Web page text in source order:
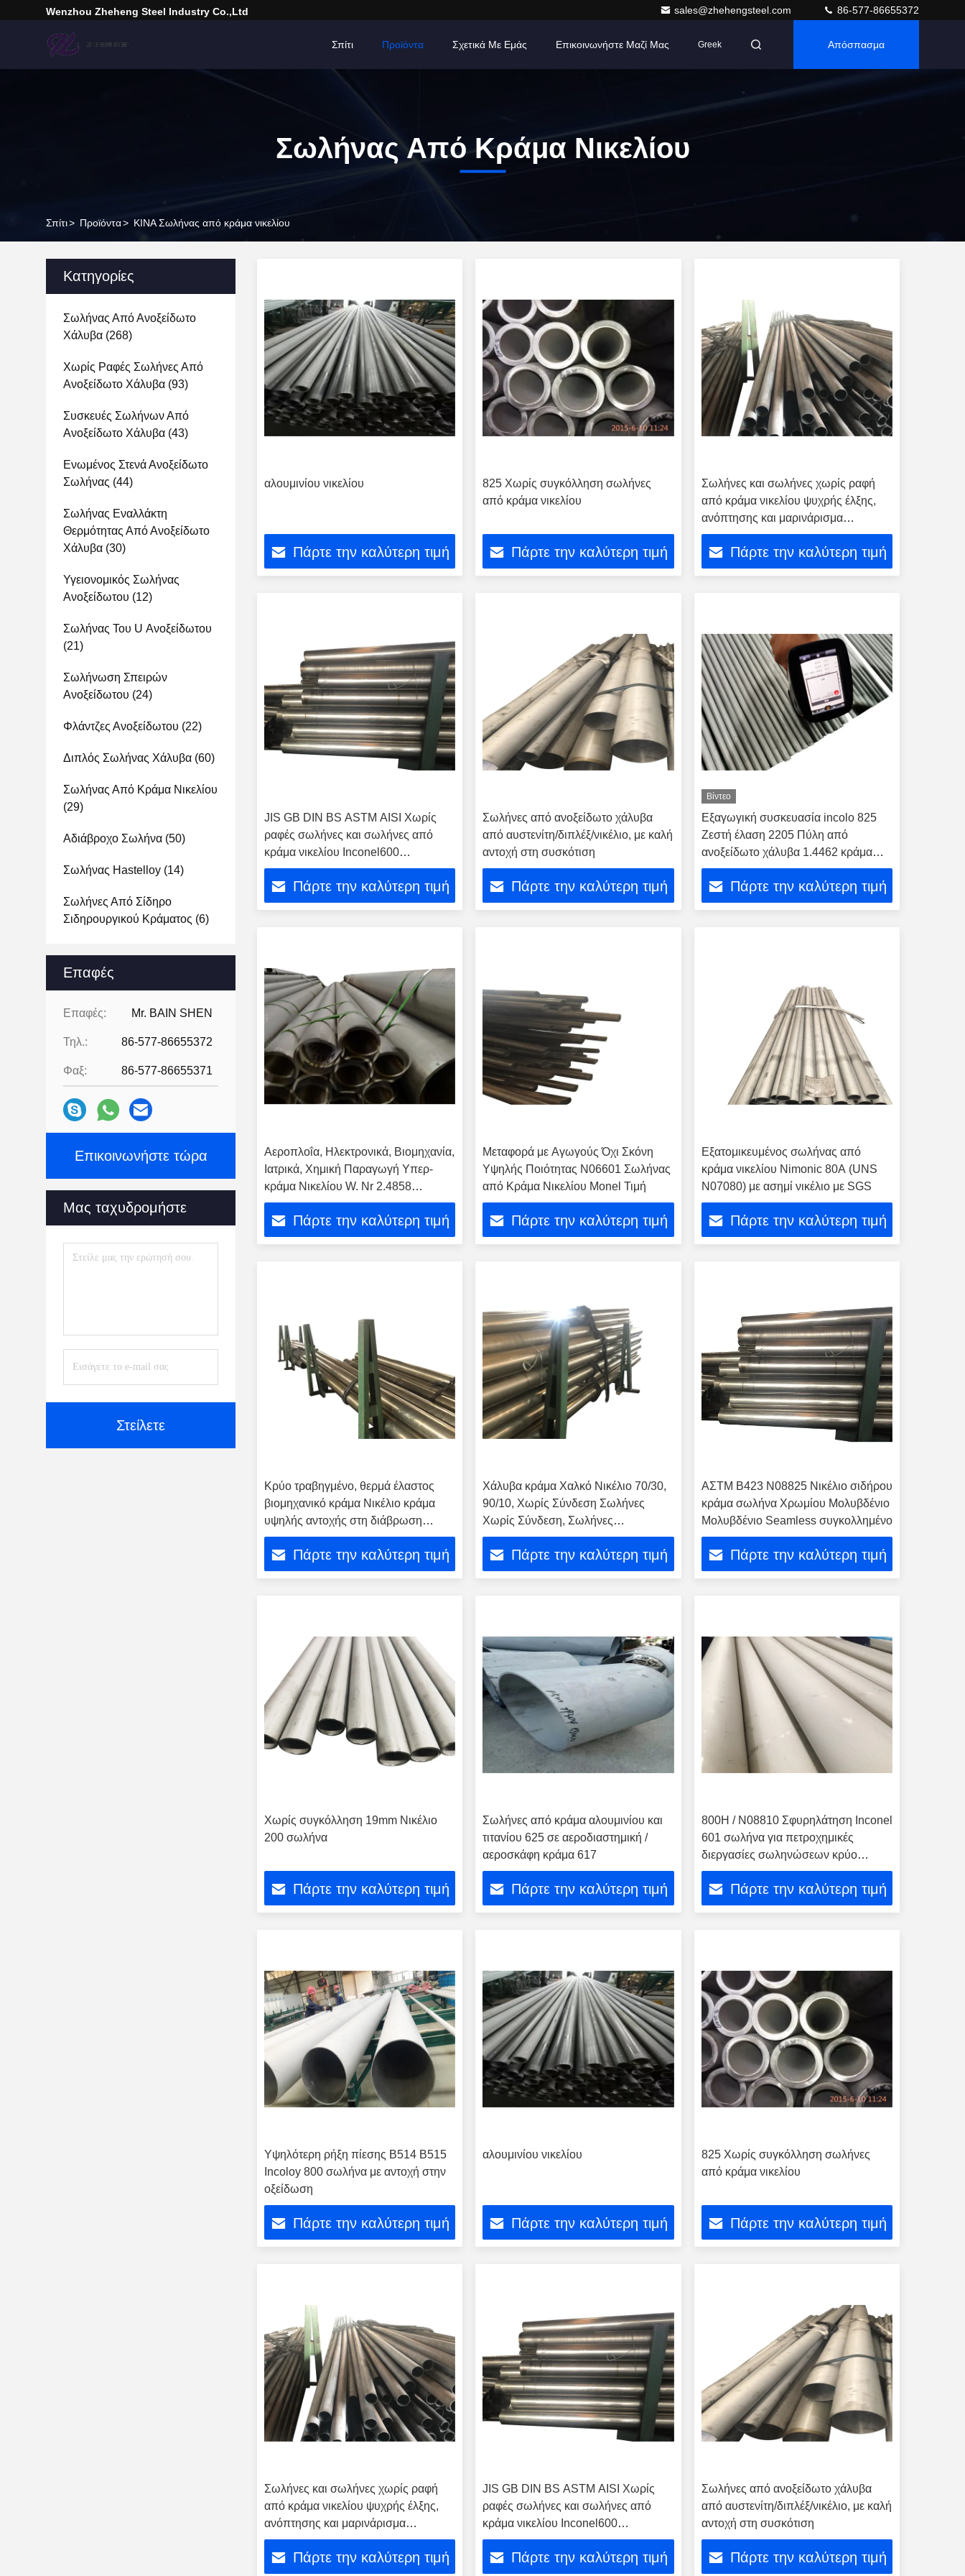
Wenzhou Zheheng Steel Industry Co.,Ltd sales@zhehengsteel.com 86-577-86655372
Σπίτι Προϊόντα Σχετικά Με Εμάς Επικοινωνήστε Μαζί Μας Greek Απόσπασμα
Σωλήνας Από Κράμα Νικελίου
Σπίτι> Προϊόντα> ΚΙΝΑ Σωλήνας από κράμα νικελίου
Κατηγορίες
Σωλήνας Από Ανοξείδωτο
Χάλυβα (268)
Χωρίς Ραφές Σωλήνες Από
Ανοξείδωτο Χάλυβα (93)
Συσκευές Σωλήνων Από
Ανοξείδωτο Χάλυβα (43)
Ενωμένος Στενά Ανοξείδωτο
Σωλήνας (44)
Σωλήνας Εναλλάκτη
Θερμότητας Από Ανοξείδωτο
Χάλυβα (30)
Υγειονομικός Σωλήνας
Ανοξείδωτου (12)
Σωλήνας Του U Ανοξείδωτου
(21)
Σωλήνωση Σπειρών
Ανοξείδωτου (24)
Φλάντζες Ανοξείδωτου (22)
Διπλός Σωλήνας Χάλυβα (60)
Σωλήνας Από Κράμα Νικελίου
(29)
Αδιάβροχο Σωλήνα (50)
Σωλήνας Hastelloy (14)
Σωλήνες Από Σίδηρο
Σιδηρουργικού Κράματος (6)
Επαφές
Επαφές: Mr. BAIN SHEN
Τηλ.: 86-577-86655372
Φαξ: 86-577-86655371
Επικοινωνήστε τώρα
Μας ταχυδρομήστε
Στείλετε
αλουμινίου νικελίου
Πάρτε την καλύτερη τιμή
825 Χωρίς συγκόλληση σωλήνες
από κράμα νικελίου
Πάρτε την καλύτερη τιμή
Σωλήνες και σωλήνες χωρίς ραφή
από κράμα νικελίου ψυχρής έλξης,
ανόπτησης και μαρινάρισμα
Inconel600 Incoloy800h Inconel625
Πάρτε την καλύτερη τιμή
JIS GB DIN BS ASTM AISI Χωρίς
ραφές σωλήνες και σωλήνες από
κράμα νικελίου Inconel600
Incoloy800h Inconel625 για αγωγό
Πάρτε την καλύτερη τιμή
Σωλήνες από ανοξείδωτο χάλυβα
από αυστενίτη/διπλέξ/νικέλιο, με καλή
αντοχή στη συσκότιση
Πάρτε την καλύτερη τιμή
Βίντεο
Εξαγωγική συσκευασία incolo 825
Ζεστή έλαση 2205 Πύλη από
ανοξείδωτο χάλυβα 1.4462 κράμα
νικελίου
Πάρτε την καλύτερη τιμή
Αεροπλοΐα, Ηλεκτρονικά, Βιομηχανία,
Ιατρικά, Χημική Παραγωγή Υπερ-
κράμα Νικελίου W. Nr 2.4858
Σωλήνας Incoloy 825
Πάρτε την καλύτερη τιμή
Μεταφορά με Αγωγούς Όχι Σκόνη
Υψηλής Ποιότητας N06601 Σωλήνας
από Κράμα Νικελίου Monel Τιμή
Πάρτε την καλύτερη τιμή
Εξατομικευμένος σωλήνας από
κράμα νικελίου Nimonic 80A (UNS
N07080) με ασημί νικέλιο με SGS
Πάρτε την καλύτερη τιμή
Κρύο τραβηγμένο, θερμά έλαστος
βιομηχανικό κράμα Νικέλιο κράμα
υψηλής αντοχής στη διάβρωση
κράμα Uns N10276 σωλήνα
Πάρτε την καλύτερη τιμή
Χάλυβα κράμα Χαλκό Νικέλιο 70/30,
90/10, Χωρίς Σύνδεση Σωλήνες
Χωρίς Σύνδεση, Σωλήνες
Ανταλλαγής Θέρμανσης, Ste
Πάρτε την καλύτερη τιμή
ΑΣTM B423 N08825 Νικέλιο σιδήρου
κράμα σωλήνα Χρωμίου Μολυβδένιο
Μολυβδένιο Seamless συγκολλημένο
Πάρτε την καλύτερη τιμή
Χωρίς συγκόλληση 19mm Νικέλιο
200 σωλήνα
Πάρτε την καλύτερη τιμή
Σωλήνες από κράμα αλουμινίου και
τιτανίου 625 σε αεροδιαστημική /
αεροσκάφη κράμα 617
Πάρτε την καλύτερη τιμή
800H / N08810 Σφυρηλάτηση Inconel
601 σωλήνα για πετροχημικές
διεργασίες σωληνώσεων κρύο
σχεδιασμό
Πάρτε την καλύτερη τιμή
Υψηλότερη ρήξη πίεσης Β514 Β515
Incoloy 800 σωλήνα με αντοχή στην
οξείδωση
Πάρτε την καλύτερη τιμή
αλουμινίου νικελίου
Πάρτε την καλύτερη τιμή
825 Χωρίς συγκόλληση σωλήνες
από κράμα νικελίου
Πάρτε την καλύτερη τιμή
Σωλήνες και σωλήνες χωρίς ραφή
από κράμα νικελίου ψυχρής έλξης,
ανόπτησης και μαρινάρισμα
Inconel600 Incoloy800h Inconel625
Πάρτε την καλύτερη τιμή
JIS GB DIN BS ASTM AISI Χωρίς
ραφές σωλήνες και σωλήνες από
κράμα νικελίου Inconel600
Incoloy800h Inconel625 για αγωγό
Πάρτε την καλύτερη τιμή
Σωλήνες από ανοξείδωτο χάλυβα
από αυστενίτη/διπλέξ/νικέλιο, με καλή
αντοχή στη συσκότιση
Πάρτε την καλύτερη τιμή